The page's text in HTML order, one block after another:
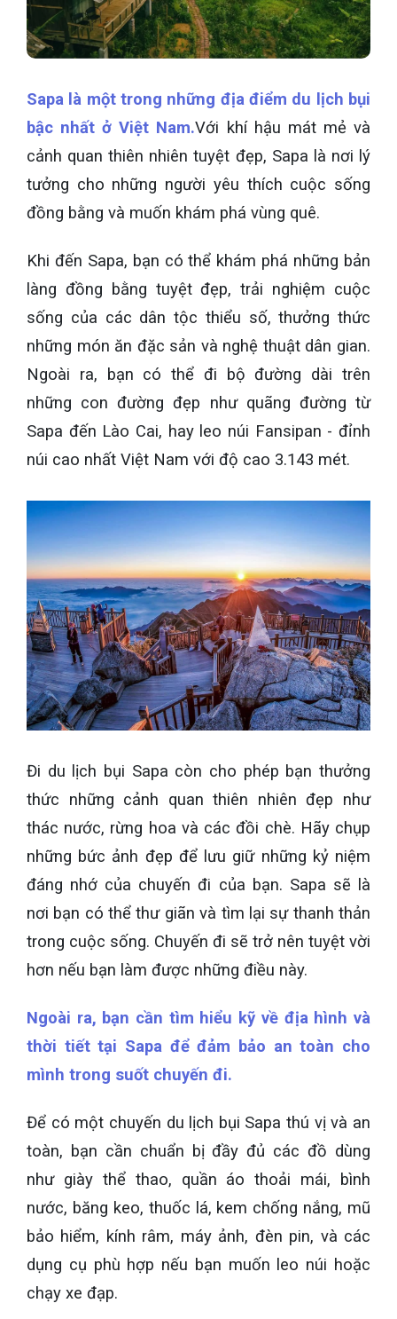
Sapa là một trong những địa điểm du lịch bụi
bậc nhất ở Việt Nam.Với khí hậu mát mẻ và
cảnh quan thiên nhiên tuyệt đẹp, Sapa là nơi lý
tưởng cho những người yêu thích cuộc sống
đồng bằng và muốn khám phá vùng quê.
Khi đến Sapa, bạn có thể khám phá những bản
làng đồng bằng tuyệt đẹp, trải nghiệm cuộc
sống của các dân tộc thiểu số, thưởng thức
những món ăn đặc sản và nghệ thuật dân gian.
Ngoài ra, bạn có thể đi bộ đường dài trên
những con đường đẹp như quãng đường từ
Sapa đến Lào Cai, hay leo núi Fansipan - đỉnh
núi cao nhất Việt Nam với độ cao 3.143 mét.
Đi du lịch bụi Sapa còn cho phép bạn thưởng
thức những cảnh quan thiên nhiên đẹp như
thác nước, rừng hoa và các đồi chè. Hãy chụp
những bức ảnh đẹp để lưu giữ những kỷ niệm
đáng nhớ của chuyến đi của bạn. Sapa sẽ là
nơi bạn có thể thư giãn và tìm lại sự thanh thản
trong cuộc sống. Chuyến đi sẽ trở nên tuyệt vời
hơn nếu bạn làm được những điều này.
Ngoài ra, bạn cần tìm hiểu kỹ về địa hình và
thời tiết tại Sapa để đảm bảo an toàn cho
mình trong suốt chuyến đi.
Để có một chuyến du lịch bụi Sapa thú vị và an
toàn, bạn cần chuẩn bị đầy đủ các đồ dùng
như giày thể thao, quần áo thoải mái, bình
nước, băng keo, thuốc lá, kem chống nắng, mũ
bảo hiểm, kính râm, máy ảnh, đèn pin, và các
dụng cụ phù hợp nếu bạn muốn leo núi hoặc
chạy xe đạp.